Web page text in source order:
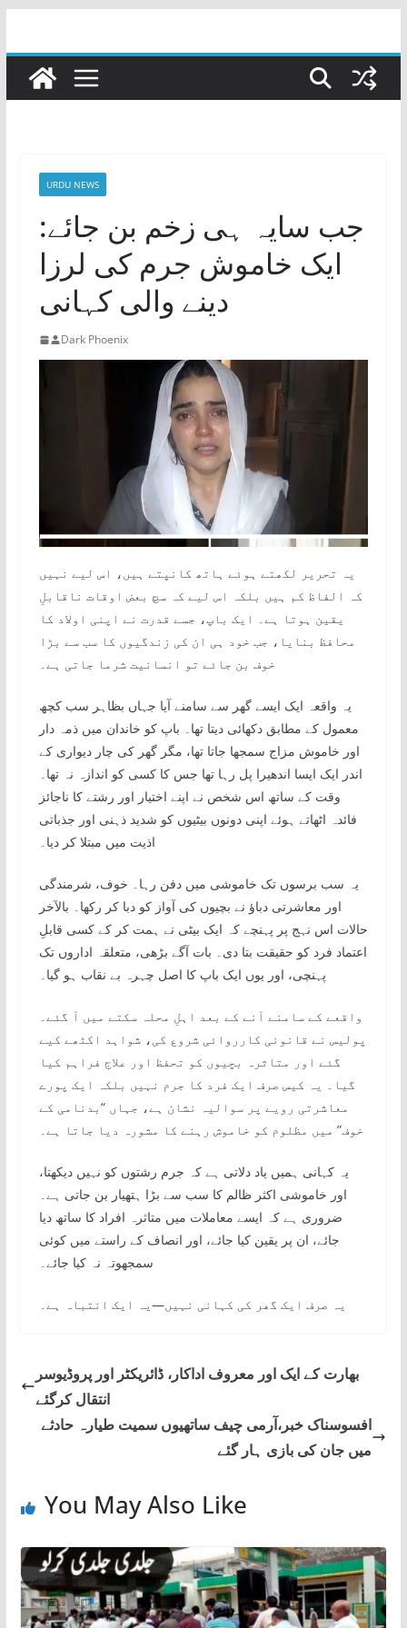
content
URDU NEWS
جب سایہ ہی زخم بن جائے:
ایک خاموش جرم کی لرزا
دینے والی کہانی
Dark Phoenix
یہ تحریر لکھتے ہوئے ہاتھ کانپتے ہیں، اس لیے نہیں
کہ الفاظ کم ہیں بلکہ اس لیے کہ سچ بعض اوقات ناقابلِ
یقین ہوتا ہے۔ ایک باپ، جسے قدرت نے اپنی اولاد کا
محافظ بنایا، جب خود ہی ان کی زندگیوں کا سب سے بڑا
خوف بن جائے تو انسانیت شرما جاتی ہے۔
یہ واقعہ ایک ایسے گھر سے سامنے آیا جہاں بظاہر سب کچھ
معمول کے مطابق دکھائی دیتا تھا۔ باپ کو خاندان میں ذمہ دار
اور خاموش مزاج سمجھا جاتا تھا، مگر گھر کی چار دیواری کے
اندر ایک ایسا اندھیرا پل رہا تھا جس کا کسی کو اندازہ نہ تھا۔
وقت کے ساتھ اس شخص نے اپنے اختیار اور رشتے کا ناجائز
فائدہ اٹھاتے ہوئے اپنی دونوں بیٹیوں کو شدید ذہنی اور جذباتی
اذیت میں مبتلا کر دیا۔
یہ سب برسوں تک خاموشی میں دفن رہا۔ خوف، شرمندگی
اور معاشرتی دباؤ نے بچیوں کی آواز کو دبا کر رکھا۔ بالآخر
حالات اس نہج پر پہنچے کہ ایک بیٹی نے ہمت کر کے کسی قابلِ
اعتماد فرد کو حقیقت بتا دی۔ بات آگے بڑھی، متعلقہ اداروں تک
پہنچی، اور یوں ایک باپ کا اصل چہرہ بے نقاب ہو گیا۔
واقعے کے سامنے آنے کے بعد اہلِ محلہ سکتے میں آ گئے۔
پولیس نے قانونی کارروائی شروع کی، شواہد اکٹھے کیے
گئے اور متاثرہ بچیوں کو تحفظ اور علاج فراہم کیا
گیا۔ یہ کیس صرف ایک فرد کا جرم نہیں بلکہ ایک پورے
معاشرتی رویے پر سوالیہ نشان ہے، جہاں “بدنامی کے
خوف” میں مظلوم کو خاموش رہنے کا مشورہ دیا جاتا ہے۔
یہ کہانی ہمیں یاد دلاتی ہے کہ جرم رشتوں کو نہیں دیکھتا،
اور خاموشی اکثر ظالم کا سب سے بڑا ہتھیار بن جاتی ہے۔
ضروری ہے کہ ایسے معاملات میں متاثرہ افراد کا ساتھ دیا
جائے، ان پر یقین کیا جائے، اور انصاف کے راستے میں کوئی
سمجھوتہ نہ کیا جائے۔
یہ صرف ایک گھر کی کہانی نہیں—یہ ایک انتباہ ہے۔
بھارت کے ایک اور معروف اداکار، ڈائریکٹر اور پروڈیوسر
انتقال کرگئے
افسوسناک خبر،آرمی چیف ساتھیوں سمیت طیارہ حادثے
میں جان کی بازی ہار گئے
You May Also Like